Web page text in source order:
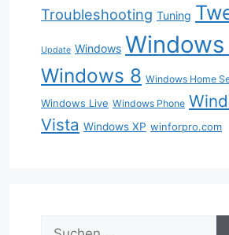
Troubleshooting Tuning
Update Windows Windows
Windows 8 Windows Home
Windows Live Windows Phone
Vista Windows XP winforpro.com
Suche